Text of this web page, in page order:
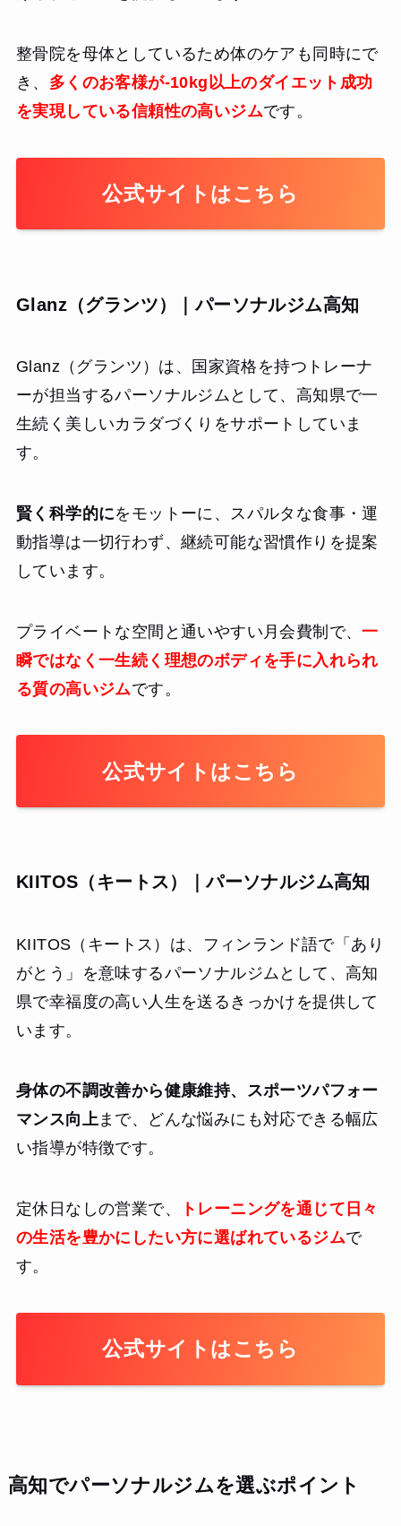
整骨院を母体としているため体のケアも同時にで
き、 多くのお客様が-10kg以上のダイエット成功
を実現している信頼性の高いジムです。
公式サイトはこちら
Glanz（グランツ）｜パーソナルジム高知
Glanz（グランツ）は、国家資格を持つトレーナ
ーが担当するパーソナルジムとして、高知県で一
生続く美しいカラダづくりをサポートしていま
す。
賢く科学的にをモットーに、スパルタな食事・運
動指導は一切行わず、継続可能な習慣作りを提案
しています。
プライベートな空間と通いやすい月会費制で、一
瞬ではなく一生続く理想のボディを手に入れられ
る質の高いジムです。
公式サイトはこちら
KIITOS（キートス）｜パーソナルジム高知
KIITOS（キートス）は、フィンランド語で「あり
がとう」を意味するパーソナルジムとして、高知
県で幸福度の高い人生を送るきっかけを提供して
います。
身体の不調改善から健康維持、スポーツパフォー
マンス向上まで、どんな悩みにも対応できる幅広
い指導が特徴です。
定休日なしの営業で、
トレーニングを通じて日々
の生活を豊かにしたい方に選ばれているジムで
す。
公式サイトはこちら
高知でパーソナルジムを選ぶポイント